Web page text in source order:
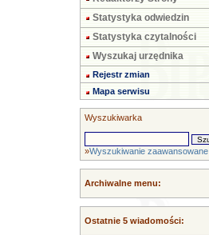
Statystyka odwiedzin
Statystyka czytalności
Wyszukaj urzędnika
Rejestr zmian
Mapa serwisu
Wyszukiwarka
»Wyszukiwanie zaawansowane
Archiwalne menu:
Ostatnie 5 wiadomości: